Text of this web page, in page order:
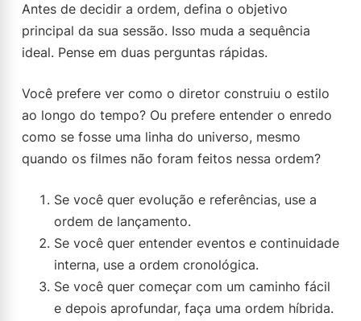
Antes de decidir a ordem, defina o objetivo
principal da sua sessão. Isso muda a sequência
ideal. Pense em duas perguntas rápidas.
Você prefere ver como o diretor construiu o estilo
ao longo do tempo? Ou prefere entender o enredo
como se fosse uma linha do universo, mesmo
quando os filmes não foram feitos nessa ordem?
Se você quer evolução e referências, use a
ordem de lançamento.
Se você quer entender eventos e continuidade
interna, use a ordem cronológica.
Se você quer começar com um caminho fácil
e depois aprofundar, faça uma ordem híbrida.